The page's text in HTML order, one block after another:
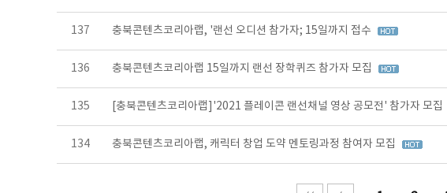
137 충북콘텐츠코리아랩, '랜선 오디션 참가자; 15일까지 접수
136 충북콘텐츠코리아랩 15일까지 랜선 장학퀴즈 참가자 모집
135 [충북콘텐츠코리아랩]'2021 플레이콘 랜선채널 영상 공모전' 참가자 모집
134 충북콘텐츠코리아랩, 캐릭터 창업 도약 멘토링과정 참여자 모집